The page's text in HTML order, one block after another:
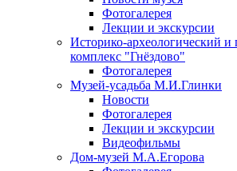
Фотогалерея
Лекции и экскурсии
Историко-археологический
комплекс "Гнёздово"
Фотогалерея
Музей-усадьба М.И.Глинки
Новости
Фотогалерея
Лекции и экскурсии
Видеофильмы
Дом-музей М.А.Егорова